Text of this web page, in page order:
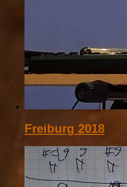
Freiburg 2018